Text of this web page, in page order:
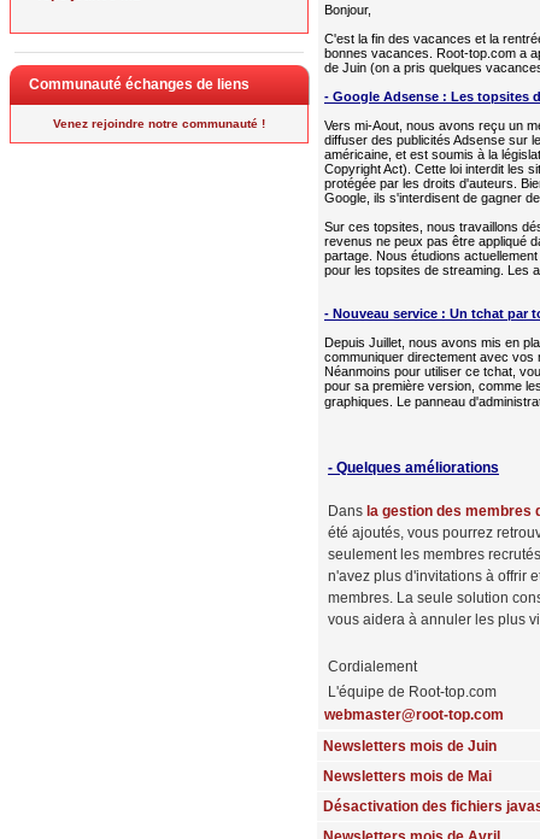
Communauté échanges de liens
Venez rejoindre notre communauté !
Bonjour,
C'est la fin des vacances et la
bonnes vacances. Root-top.com a
de Juin (on a pris quelques
- Google Adsense : Les topsites
Vers mi-Aout, nous avons reçu un
diffuser des publicités Adsense sur
américaine, et est soumis à la
Copyright Act). Cette loi interdit les
protégée par les droits d'auteurs.
Google, ils s'interdisent de gagner
Sur ces topsites, nous travaillons
revenus ne peux pas être appliqué
partage. Nous étudions
pour les topsites de streaming. Les
- Nouveau service : Un tchat par
Depuis Juillet, nous avons mis en
communiquer directement avec vos
Néanmoins pour utiliser ce tchat,
pour sa première version, comme
graphiques. Le panneau
- Quelques améliorations
Dans la gestion des membres
été ajoutés, vous pourrez
seulement les membres
n'avez plus d'invitations à offrir
membres. La seule solution
vous aidera à annuler les plus
Cordialement
L'équipe de Root-top.com
webmaster@root-top.com
Newsletters mois de Juin
Newsletters mois de Mai
Désactivation des fichiers